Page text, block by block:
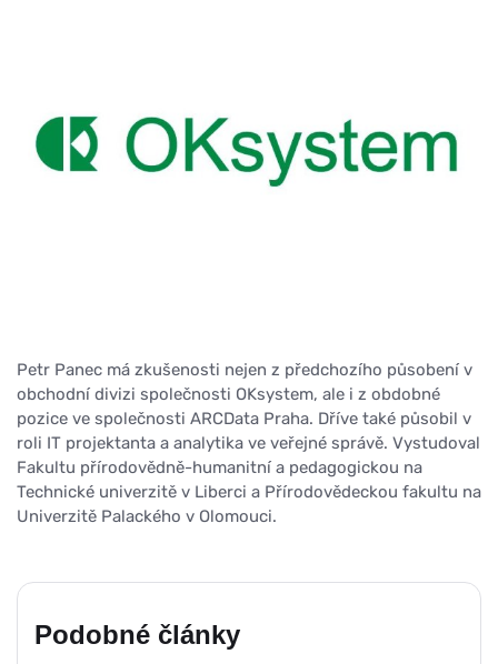
Petr Panec má zkušenosti nejen z předchozího působení v
obchodní divizi společnosti OKsystem, ale i z obdobné
pozice ve společnosti ARCData Praha. Dříve také působil v
roli IT projektanta a analytika ve veřejné správě. Vystudoval
Fakultu přírodovědně-humanitní a pedagogickou na
Technické univerzitě v Liberci a Přírodovědeckou fakultu na
Univerzitě Palackého v Olomouci.
Podobné články